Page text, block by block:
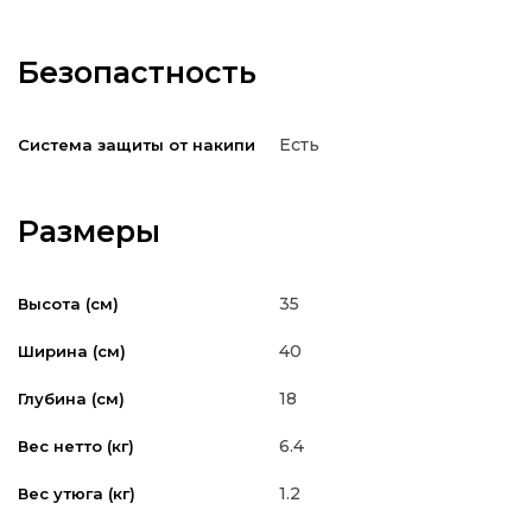
Безопастность
Система защиты от накипи Есть
Размеры
Высота (см) 35
Ширина (см) 40
Глубина (см) 18
Вес нетто (кг) 6.4
Вес утюга (кг) 1.2